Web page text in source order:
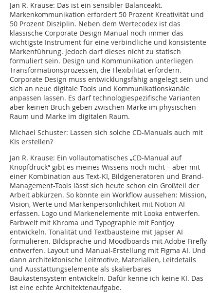
Jan R. Krause: Das ist ein sensibler Balanceakt.
Markenkommunikation erfordert 50 Prozent Kreativität und
50 Prozent Disziplin. Neben dem Wertecodex ist das
klassische Corporate Design Manual noch immer das
wichtigste Instrument für eine verbindliche und konsistente
Markenführung. Jedoch darf dieses nicht zu statisch
formuliert sein. Design und Kommunikation unterliegen
Transformationsprozessen, die Flexibilität erfordern.
Corporate Design muss entwicklungsfähig angelegt sein und
sich an neue digitale Tools und Kommunikationskanäle
anpassen lassen. Es darf technologiespezifische Varianten
aber keinen Bruch geben zwischen Marke im physischen
Raum und Marke im digitalen Raum.
Michael Schuster: Lassen sich solche CD-Manuals auch mit
KIs erstellen?
Jan R. Krause: Ein vollautomatisches „CD-Manual auf
Knopfdruck“ gibt es meines Wissens noch nicht – aber mit
einer Kombination aus Text-KI, Bildgeneratoren und Brand-
Management-Tools lässt sich heute schon ein Großteil der
Arbeit abkürzen. So könnte ein Workflow aussehen: Mission,
Vision, Werte und Markenpersönlichkeit mit Notion AI
erfassen. Logo und Markenelemente mit Looka entwerfen.
Farbwelt mit Khroma und Typographie mit Fontjoy
entwickeln. Tonalität und Textbausteine mit Japser AI
formulieren. Bildsprache und Moodboards mit Adobe Firefly
entwerfen. Layout und Manual-Erstellung mit Figma AI. Und
dann architektonische Leitmotive, Materialien, Leitdetails
und Ausstattungselemente als skalierbares
Baukastensystem entwickeln. Dafür kenne ich keine KI. Das
ist eine echte Architektenaufgabe.